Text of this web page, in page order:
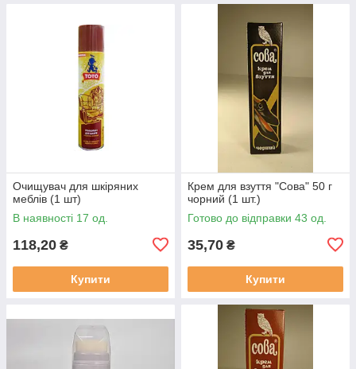
Очищувач для шкіряних
меблів (1 шт)
В наявності 17 од.
118,20 ₴
Купити
Крем для взуття "Сова" 50 г
чорний (1 шт.)
Готово до відправки 43 од.
35,70 ₴
Купити